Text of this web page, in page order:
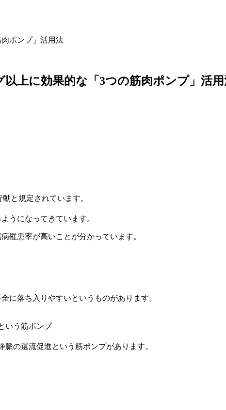
ポンプ」活用法
上に効果的な「3つの筋肉ポンプ」活
と規定されています。
うになってきています。
罹患率が高いことが分かっています。
に落ち入りやすいというものがあります。
いう筋ポンプ
の還流促進という筋ポンプがあります。